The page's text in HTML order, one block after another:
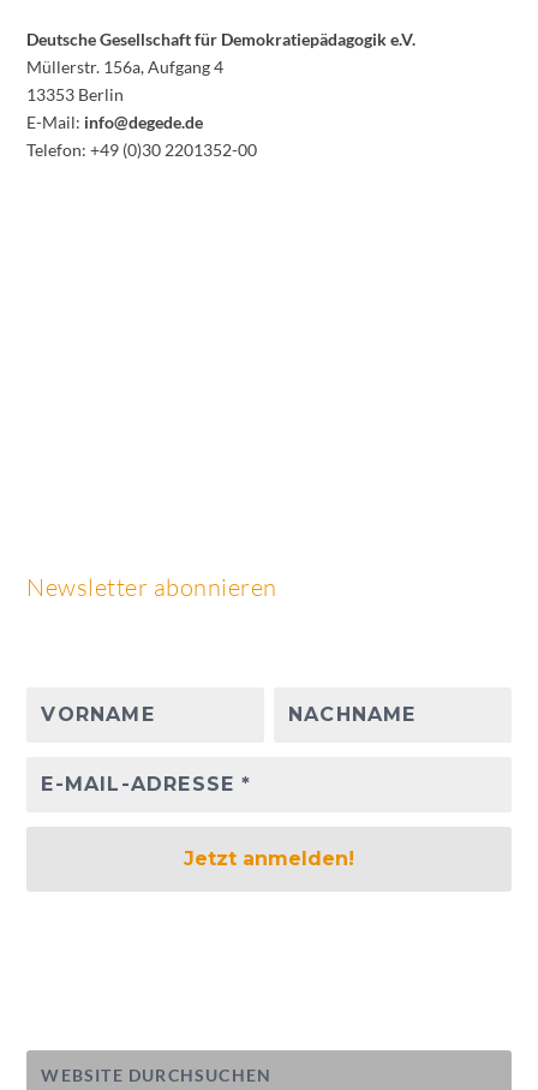
Deutsche Gesellschaft für Demokratiepädagogik e.V.
Müllerstr. 156a, Aufgang 4
13353 Berlin
E-Mail: info@degede.de
Telefon: +49 (0)30 2201352-00
Newsletter abonnieren